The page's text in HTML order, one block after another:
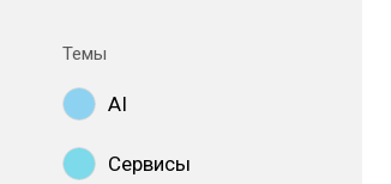
Темы
AI
Сервисы